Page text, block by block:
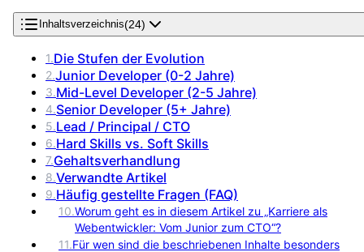
Inhaltsverzeichnis(24)
1.Die Stufen der Evolution
2.Junior Developer (0-2 Jahre)
3.Mid-Level Developer (2-5 Jahre)
4.Senior Developer (5+ Jahre)
5.Lead / Principal / CTO
6.Hard Skills vs. Soft Skills
7.Gehaltsverhandlung
8.Verwandte Artikel
9.Häufig gestellte Fragen (FAQ)
10.Worum geht es in diesem Artikel zu „Karriere als
Webentwickler: Vom Junior zum CTO“?
11.Für wen sind die beschriebenen Inhalte besonders